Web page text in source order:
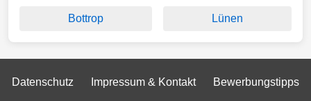
Bottrop Lünen
Datenschutz Impressum & Kontakt Bewerbungstipps